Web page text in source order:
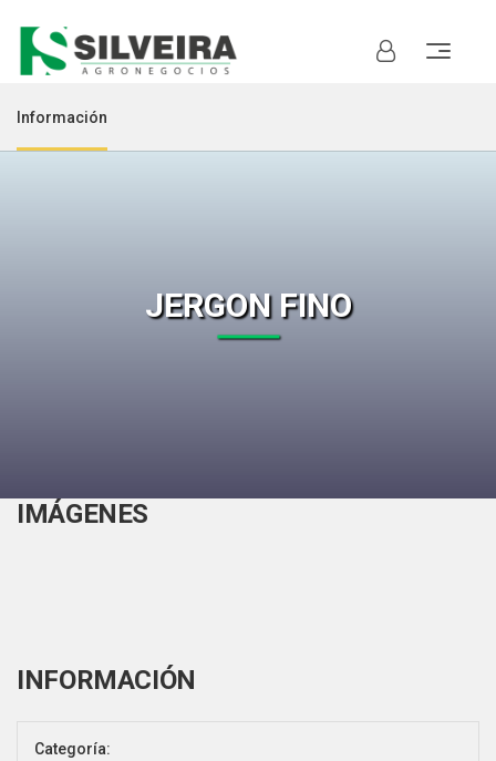
JERGON FINO
Información
IMÁGENES
Categoría: